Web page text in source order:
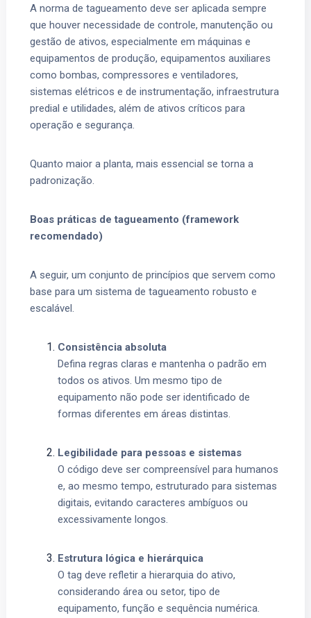
A norma de tagueamento deve ser aplicada sempre
que houver necessidade de controle, manutenção ou
gestão de ativos, especialmente em máquinas e
equipamentos de produção, equipamentos auxiliares
como bombas, compressores e ventiladores,
sistemas elétricos e de instrumentação, infraestrutura
predial e utilidades, além de ativos críticos para
operação e segurança.
Quanto maior a planta, mais essencial se torna a
padronização.
Boas práticas de tagueamento (framework
recomendado)
A seguir, um conjunto de princípios que servem como
base para um sistema de tagueamento robusto e
escalável.
Consistência absoluta
Defina regras claras e mantenha o padrão em
todos os ativos. Um mesmo tipo de
equipamento não pode ser identificado de
formas diferentes em áreas distintas.
Legibilidade para pessoas e sistemas
O código deve ser compreensível para humanos
e, ao mesmo tempo, estruturado para sistemas
digitais, evitando caracteres ambíguos ou
excessivamente longos.
Estrutura lógica e hierárquica
O tag deve refletir a hierarquia do ativo,
considerando área ou setor, tipo de
equipamento, função e sequência numérica.